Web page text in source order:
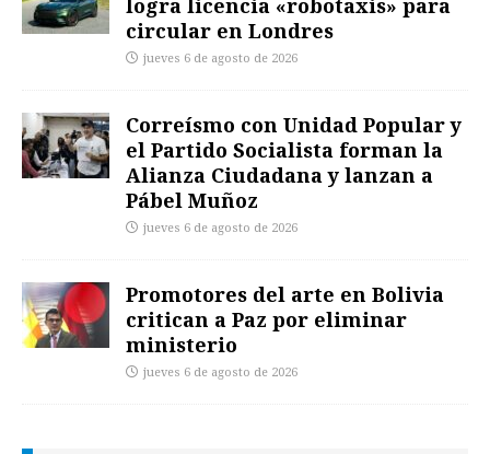
logra licencia «robotaxis» para
circular en Londres
jueves 6 de agosto de 2026
Correísmo con Unidad Popular y
el Partido Socialista forman la
Alianza Ciudadana y lanzan a
Pábel Muñoz
jueves 6 de agosto de 2026
Promotores del arte en Bolivia
critican a Paz por eliminar
ministerio
jueves 6 de agosto de 2026